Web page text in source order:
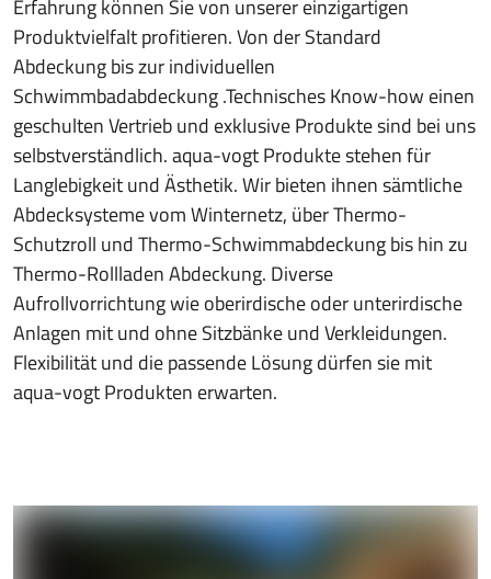
Erfahrung können Sie von unserer einzigartigen
Produktvielfalt profitieren. Von der Standard
Abdeckung bis zur individuellen
Schwimmbadabdeckung .Technisches Know-how einen
geschulten Vertrieb und exklusive Produkte sind bei uns
selbstverständlich. aqua-vogt Produkte stehen für
Langlebigkeit und Ästhetik. Wir bieten ihnen sämtliche
Abdecksysteme vom Winternetz, über Thermo-
Schutzroll und Thermo-Schwimmabdeckung bis hin zu
Thermo-Rollladen Abdeckung. Diverse
Aufrollvorrichtung wie oberirdische oder unterirdische
Anlagen mit und ohne Sitzbänke und Verkleidungen.
Flexibilität und die passende Lösung dürfen sie mit
aqua-vogt Produkten erwarten.